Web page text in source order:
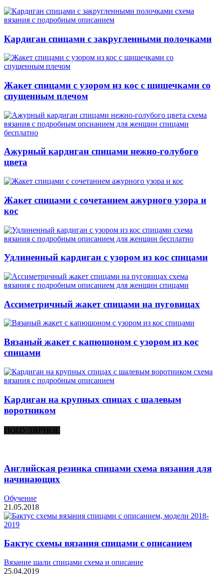
Кардиган спицами с закругленными полочками
Жакет спицами с узором из кос с шишечками со
спущенным плечом
Ажурный кардиган спицами нежно-голубого
цвета
Жакет спицами с сочетанием ажурного узора и
кос
Удлиненный кардиган с узором из кос спицами
Ассиметричный жакет спицами на пуговицах
Вязаный жакет с капюшоном с узором из кос
спицами
Кардиган на крупных спицах с шалевым
воротником
ПОПУЛЯРНОЕ
Английская резинка спицами схема вязания для
начинающих
Обучение
21.05.2018
Бактус схемы вязания спицами с описанием
Вязание шали спицами схема и описание
25.04.2019